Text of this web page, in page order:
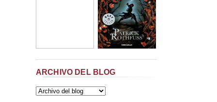
ARCHIVO DEL BLOG